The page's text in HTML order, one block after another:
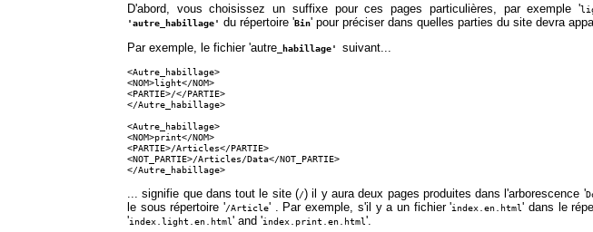
D'abord, vous choisissez un suffixe pour ces pages particulières, par exemple '
'autre_habillage' du répertoire 'Bin' pour préciser dans quelles parties du site devra
Par exemple, le fichier 'autre _habillage' suivant...
<Autre_habillage>
<NOM>light</NOM>
<PARTIE>/</PARTIE>
</Autre_habillage>
<Autre_habillage>
<NOM>print</NOM>
<PARTIE>/Articles</PARTIE>
<NOT_PARTIE>/Articles/Data</NOT_PARTIE>
</Autre_habillage>
... signifie que dans tout le site (/) il y aura deux pages produites dans l'arborescence '
le sous répertoire '/Article' . Par exemple, s'il y a un fichier 'index.en.html' dans le
'index.light.en.html' and 'index.print.en.html'.